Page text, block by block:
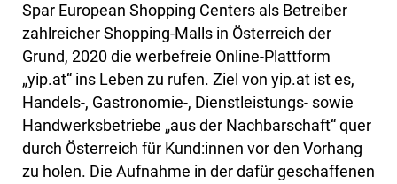
Spar European Shopping Centers als Betreiber
zahlreicher Shopping-Malls in Österreich der
Grund, 2020 die werbefreie Online-Plattform
„yip.at“ ins Leben zu rufen. Ziel von yip.at ist es,
Handels-, Gastronomie-, Dienstleistungs- sowie
Handwerksbetriebe „aus der Nachbarschaft“ quer
durch Österreich für Kund:innen vor den Vorhang
zu holen. Die Aufnahme in der dafür geschaffenen